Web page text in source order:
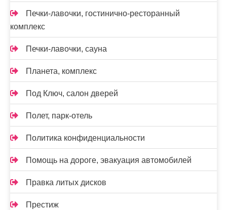
Печки-лавочки, гостинично-ресторанный
комплекс
Печки-лавочки, сауна
Планета, комплекс
Под Ключ, салон дверей
Полет, парк-отель
Политика конфиденциальности
Помощь на дороге, эвакуация автомобилей
Правка литых дисков
Престиж